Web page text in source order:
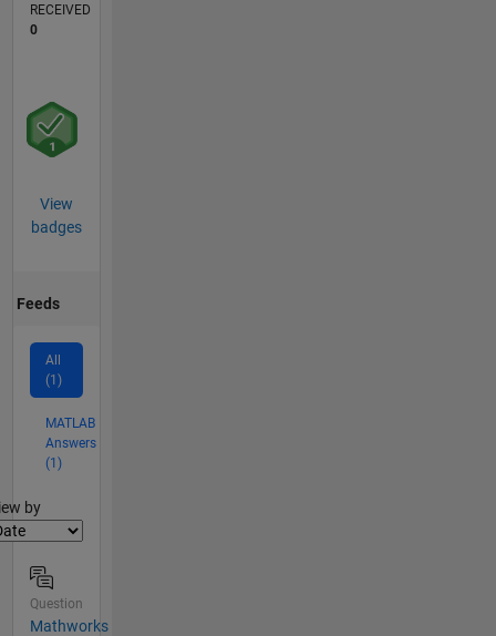
RECEIVED
0
View
badges
Feeds
All
(1)
MATLAB
Answers
(1)
by
Question
Mathworks